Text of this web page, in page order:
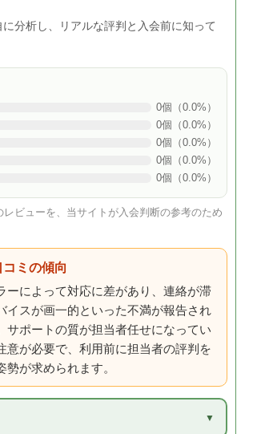
分析し、リアルな評判と入会前に知って
0個（0.0%）
0個（0.0%）
0個（0.0%）
0個（0.0%）
0個（0.0%）
ビューを、当サイトが入会判断の参考のため
コミの傾向
ーによって対応に差があり、連絡が滞
イスが画一的といった不満が報告され
サポートの質が担当者任せになってい
意が必要で、利用前に担当者の評判を
勢が求められます。